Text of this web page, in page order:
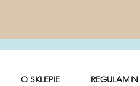
O SKLEPIE REGULAMIN